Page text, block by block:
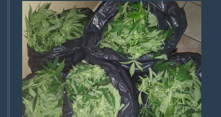
grzybobranie_nietypowe.jpg